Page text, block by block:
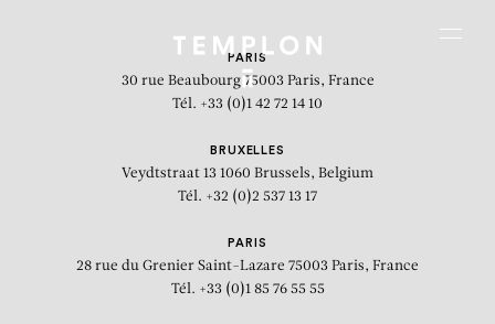
PARIS
30 rue Beaubourg 75003 Paris, France
Tél. +33 (0)1 42 72 14 10
BRUXELLES
Veydtstraat 13 1060 Brussels, Belgium
Tél. +32 (0)2 537 13 17
PARIS
28 rue du Grenier Saint-Lazare 75003 Paris, France
Tél. +33 (0)1 85 76 55 55